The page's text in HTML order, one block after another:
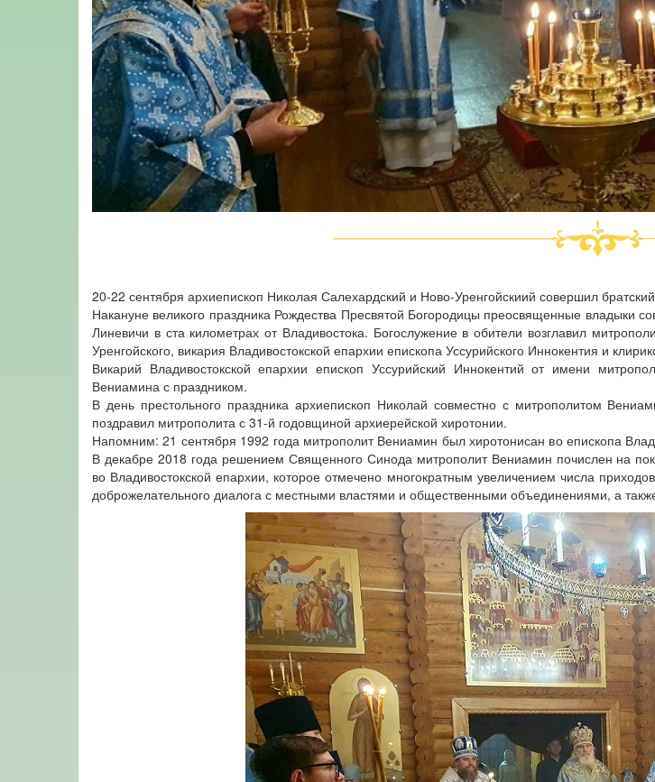
20-22 сентября архиепископ Николая Салехардский и Ново-Уренгойскиий совершил
Накануне великого праздника Рождества Пресвятой Богородицы преосвященные владыки
Линевичи в ста километрах от Владивостока. Богослужение в обители возглавил
Уренгойского, викария Владивостокской епархии епископа Уссурийского Иннокентия и
Викарий Владивостокской епархии епископ Уссурийский Иннокентий от имени
Вениамина с праздником.
В день престольного праздника архиепископ Николай совместно с митрополитом
поздравил митрополита с 31-й годовщиной архиерейской хиротонии.
Напомним: 21 сентября 1992 года митрополит Вениамин был хиротонисан во епископа
В декабре 2018 года решением Священного Синода митрополит Вениамин почислен на
во Владивостокской епархии, которое отмечено многократным увеличением числа
доброжелательного диалога с местными властями и общественными объединениями, а